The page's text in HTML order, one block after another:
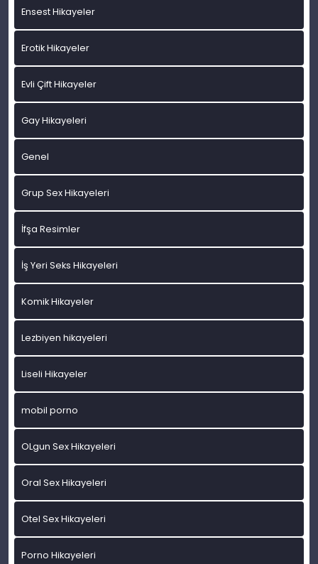
Ensest Hikayeler
Erotik Hikayeler
Evli Çift Hikayeler
Gay Hikayeleri
Genel
Grup Sex Hikayeleri
İfşa Resimler
İş Yeri Seks Hikayeleri
Komik Hikayeler
Lezbiyen hikayeleri
Liseli Hikayeler
mobil porno
OLgun Sex Hikayeleri
Oral Sex Hikayeleri
Otel Sex Hikayeleri
Porno Hikayeleri